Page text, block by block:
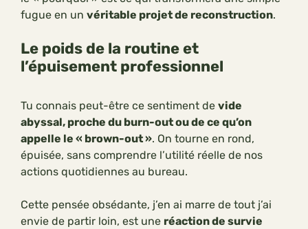
fugue en un véritable projet de reconstruction.
Le poids de la routine et
l’épuisement professionnel
Tu connais peut-être ce sentiment de vide
abyssal, proche du burn-out ou de ce qu’on
appelle le « brown-out ». On tourne en rond,
épuisée, sans comprendre l’utilité réelle de nos
actions quotidiennes au bureau.
Cette pensée obsédante, j’en ai marre de tout j’ai
envie de partir loin, est une réaction de survie